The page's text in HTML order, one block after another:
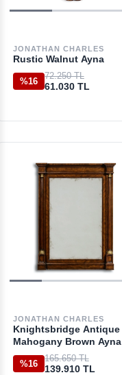
JONATHAN CHARLES
Rustic Walnut Ayna
%16
72.250 TL
61.030 TL
JONATHAN CHARLES
Knightsbridge Antique
Mahogany Brown Ayna
%16
165.650 TL
139.910 TL